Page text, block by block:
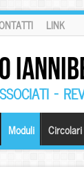
LINK
–
Moduli Circolari